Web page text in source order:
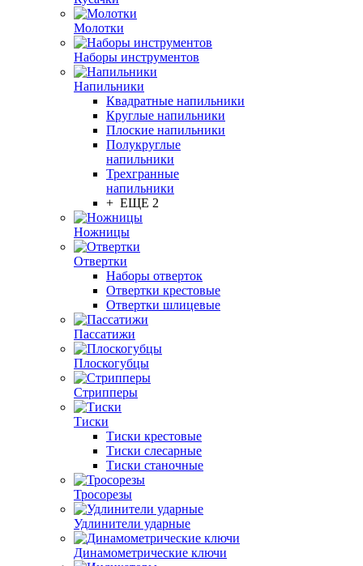
Молотки
Наборы инструментов
Напильники
Квадратные напильники
Круглые напильники
Плоские напильники
Полукруглые
напильники
Трехгранные
напильники
+ ЕЩЕ 2
Ножницы
Отвертки
Наборы отверток
Отвертки крестовые
Отвертки шлицевые
Пассатижи
Плоскогубцы
Стрипперы
Тиски
Тиски крестовые
Тиски слесарные
Тиски станочные
Тросорезы
Удлинители ударные
Динамометрические ключи